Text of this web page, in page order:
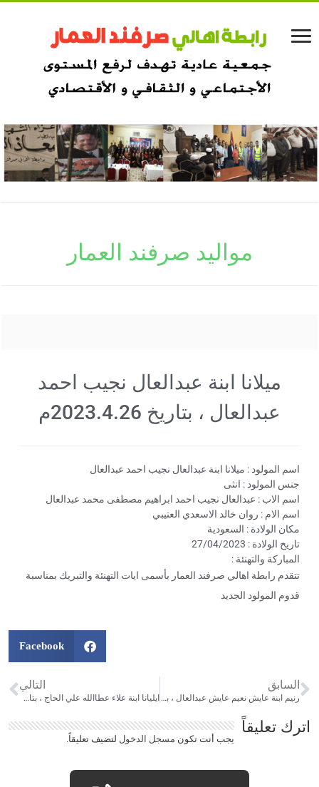
مواليد صرفند العمار
ميلانا ابنة عبدالعال نجيب احمد
عبدالعال ، بتاريخ 2023.4.26م
اسم المولود : ميلانا ابنة عبدالعال نجيب احمد عبدالعال
جنس المولود : انثى
اسم الاب : عبدالعال نجيب احمد ابراهيم مصطفى محمد عبدالعال
اسم الام : روان خالد الاسعدي العتيبي
مكان الولادة : السعودية
تاريخ الولادة : 27/04/2023
المباركة والتهنئة :
تتقدم رابطة اهالي صرفند العمار بأسمى ايات التهنئة والتبريك بمناسبة
قدوم المولود الجديد
Facebook
السابق
رنيم ابنة عايش نعيم عايش عبدالعال ، بتاريخ 2023.4.19م
التالي
ايليانا ابنة علاء عطاالله علي الحاج ، بتاريخ 2023.5.5م
اترك تعليقاً
يجب أنت تكون مسجل الدخول لتضيف تعليقاً.